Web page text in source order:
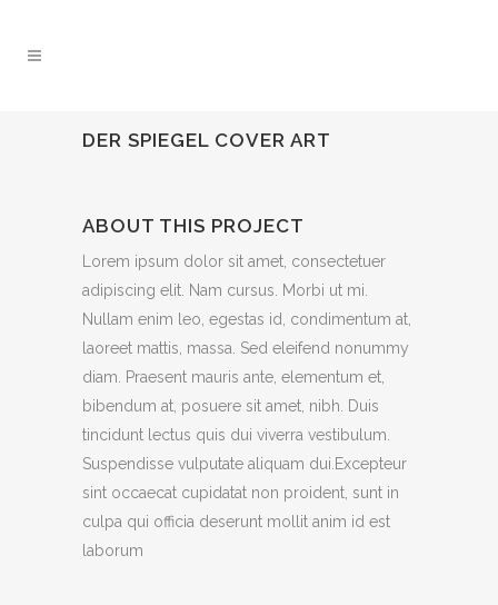
DER SPIEGEL COVER ART
ABOUT THIS PROJECT
Lorem ipsum dolor sit amet, consectetuer
adipiscing elit. Nam cursus. Morbi ut mi.
Nullam enim leo, egestas id, condimentum at,
laoreet mattis, massa. Sed eleifend nonummy
diam. Praesent mauris ante, elementum et,
bibendum at, posuere sit amet, nibh. Duis
tincidunt lectus quis dui viverra vestibulum.
Suspendisse vulputate aliquam dui.Excepteur
sint occaecat cupidatat non proident, sunt in
culpa qui officia deserunt mollit anim id est
laborum